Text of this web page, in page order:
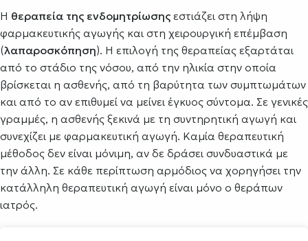
Η θεραπεία της ενδομητρίωσης εστιάζει στη λήψη
φαρμακευτικής αγωγής και στη χειρουργική επέμβαση
(λαπαροσκόπηση). Η επιλογή της θεραπείας εξαρτάται
από το στάδιο της νόσου, από την ηλικία στην οποία
βρίσκεται η ασθενής, από τη βαρύτητα των συμπτωμάτων
και από το αν επιθυμεί να μείνει έγκυος σύντομα. Σε γενικές
γραμμές, η ασθενής ξεκινά με τη συντηρητική αγωγή και
συνεχίζει με φαρμακευτική αγωγή. Καμία θεραπευτική
μέθοδος δεν είναι μόνιμη, αν δε δράσει συνδυαστικά με
την άλλη. Σε κάθε περίπτωση αρμόδιος να χορηγήσει την
κατάλληλη θεραπευτική αγωγή είναι μόνο ο θεράπων
ιατρός.